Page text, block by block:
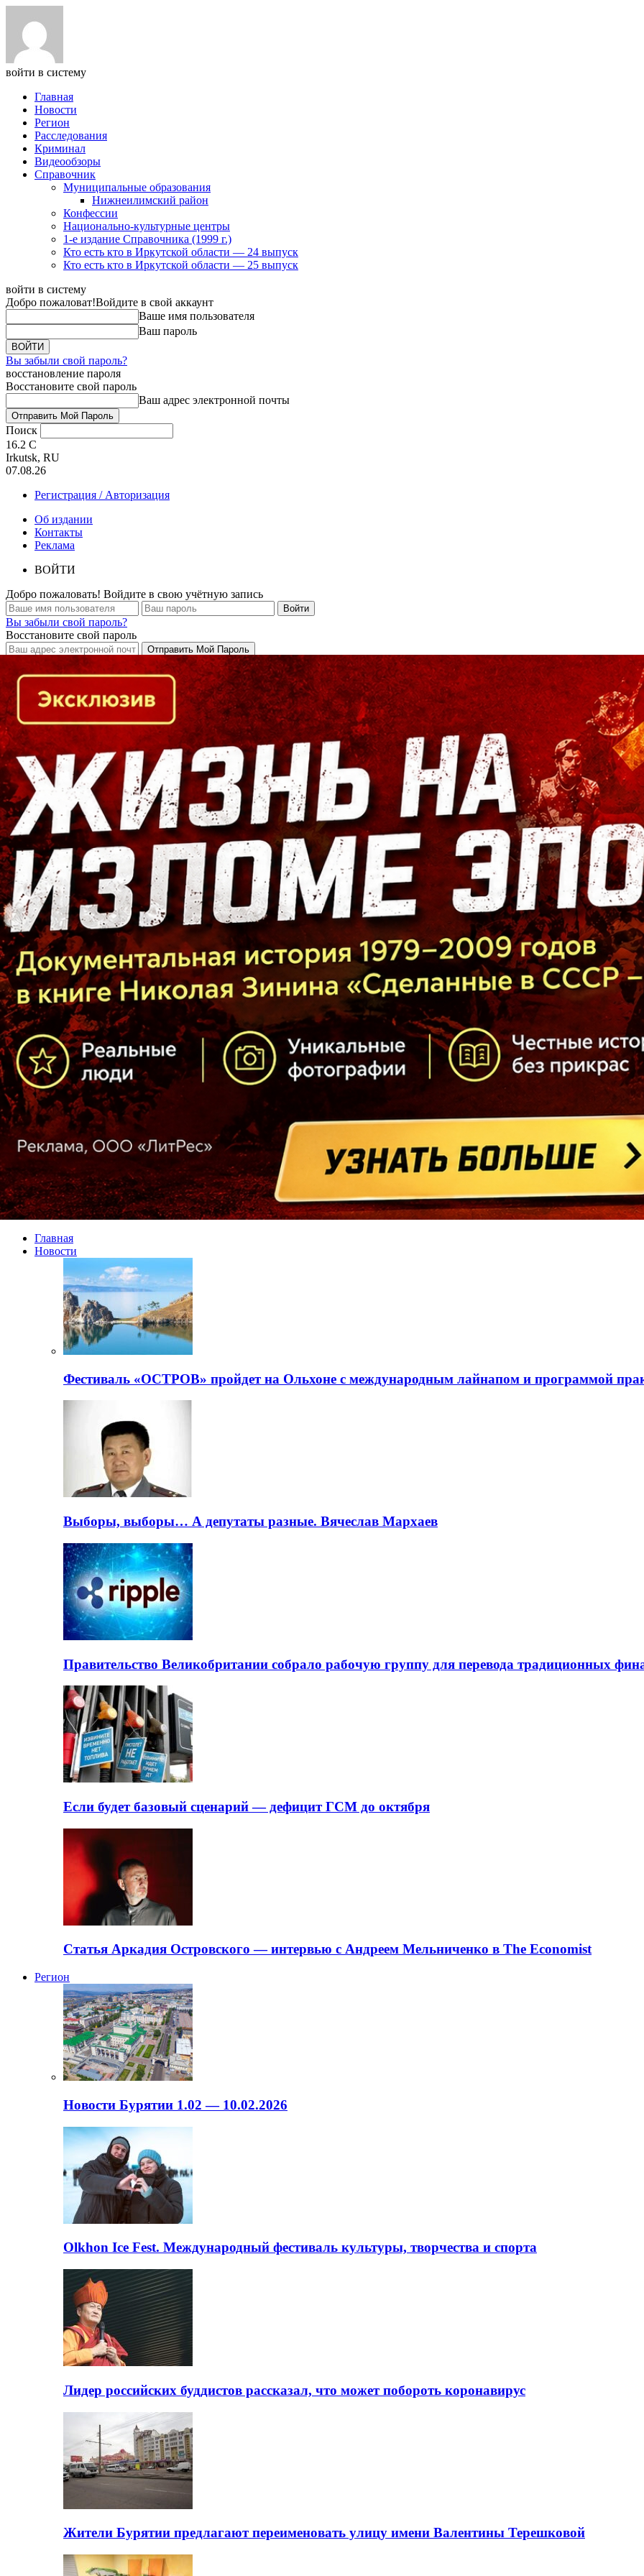
войти в систему
Главная
Новости
Регион
Расследования
Криминал
Видеообзоры
Справочник
Муниципальные образования
Нижнеилимский район
Конфессии
Национально-культурные центры
1-е издание Справочника (1999 г.)
Кто есть кто в Иркутской области — 24 выпуск
Кто есть кто в Иркутской области — 25 выпуск
войти в систему
Добро пожаловат!Войдите в свой аккаунт
Ваше имя пользователя
Ваш пароль
Вы забыли свой пароль?
восстановление пароля
Восстановите свой пароль
Ваш адрес электронной почты
Поиск
16.2 C
Irkutsk, RU
07.08.26
Регистрация / Авторизация
Об издании
Контакты
Реклама
ВОЙТИ
Добро пожаловать! Войдите в свою учётную запись
Вы забыли свой пароль?
Восстановите свой пароль
Кто есть кто в Байкальском регионе
Главная
Новости
Фестиваль «ОСТРОВ» пройдет на Ольхоне с международным лайнапом и программой
Выборы, выборы… А депутаты разные. Вячеслав Мархаев
Правительство Великобритании собрало рабочую группу для перевода традиционных
Если будет базовый сценарий — дефицит ГСМ до октября
Статья Аркадия Островского — интервью с Андреем Мельниченко в The Economist
Регион
Новости Бурятии 1.02 — 10.02.2026
Olkhon Ice Fest. Международный фестиваль культуры, творчества и спорта
Лидер российских буддистов рассказал, что может побороть коронавирус
Жители Бурятии предлагают переименовать улицу имени Валентины Терешковой